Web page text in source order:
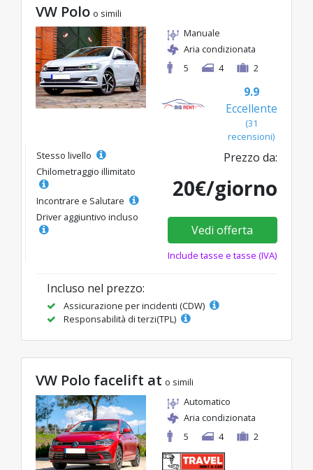
VW Polo o simili
Manuale
Aria condizionata
5
4 2
9.9
Eccellente
(31
recensioni)
Stesso livello
Chilometraggio illimitato
Incontrare e Salutare
Driver aggiuntivo incluso
Prezzo da:
20€/giorno
Vedi offerta
Include tasse e tasse (IVA)
Incluso nel prezzo:
Assicurazione per incidenti (CDW)
Responsabilità di terzi(TPL)
VW Polo facelift at o simili
Automatico
Aria condizionata
5
4 2